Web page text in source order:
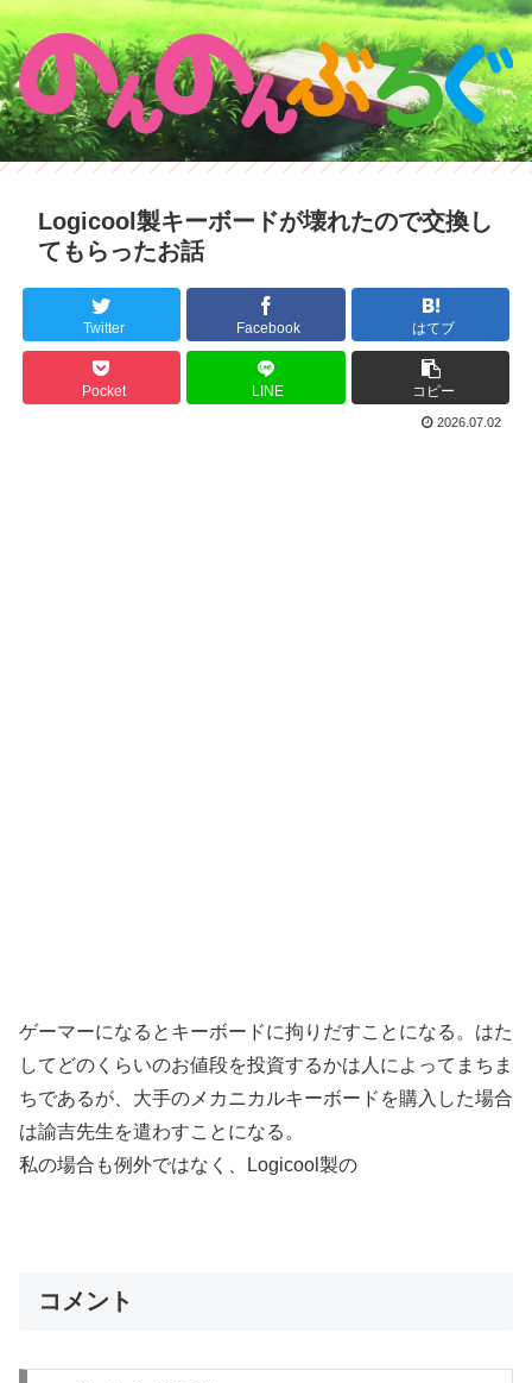
Logicool製キーボードが壊れたので交換し
てもらったお話
Twitter Facebook はてブ
Pocket LINE コピー
2026.07.02
ゲーマーになるとキーボードに拘りだすことになる。はた
してどのくらいのお値段を投資するかは人によってまちま
ちであるが、大手のメカニカルキーボードを購入した場合
は諭吉先生を遣わすことになる。
私の場合も例外ではなく、Logicool製の
コメント